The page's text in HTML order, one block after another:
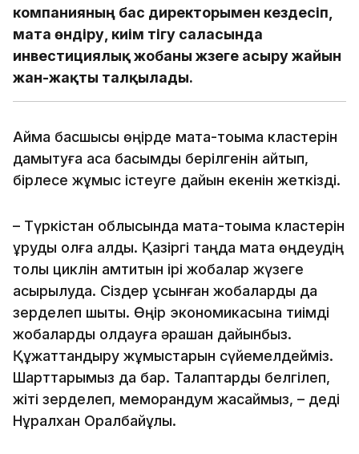
компанияның бас директорымен кездесіп,
мата өндіру, киім тігу саласында
инвестициялық жобаны жүзеге асыру жайын
жан-жақты талқылады.
Аймақ басшысы өңірде мақта-тоқыма кластерін
дамытуға аса басымдық берілгенін айтып,
бірлесе жұмыс істеуге дайын екенін жеткізді.
– Түркістан облысында мақта-тоқыма кластерін
құруды қолға алдық. Қазіргі таңда мақта өңдеудің
толық циклін қамтитын ірі жобалар жүзеге
асырылуда. Сіздер ұсынған жобаларды да
зерделеп шықтық. Өңір экономикасына тиімді
жобаларды қолдауға әрқашан дайынбыз.
Құжаттандыру жұмыстарын сүйемелдейміз.
Шарттарымыз да бар. Талаптарды белгілеп,
жіті зерделеп, меморандум жасаймыз, – деді
Нұралхан Оралбайұлы.